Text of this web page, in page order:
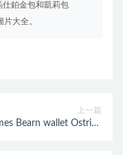
仕鉑金包和凱莉包
大全。
上一篇
Bearn wallet Ostrich